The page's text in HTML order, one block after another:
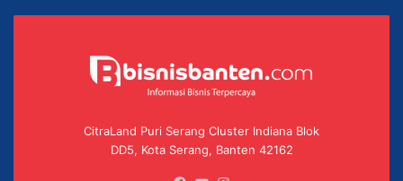
CitraLand Puri Serang Cluster Indiana Blok
DD5, Kota Serang, Banten 42162